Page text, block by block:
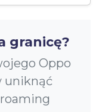
granicę?
Oppo
uniknąć